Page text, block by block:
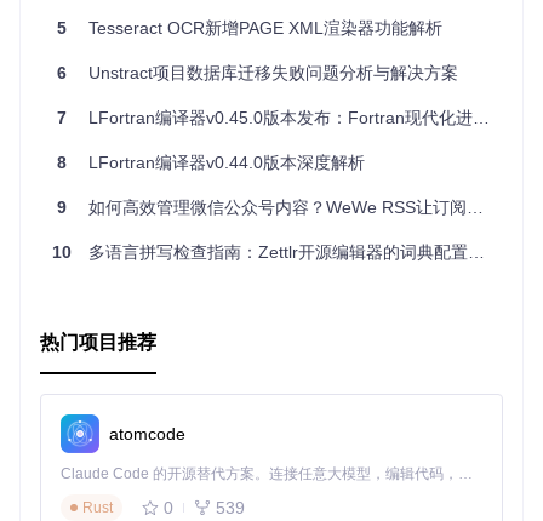
数据分析
最佳实践
为了充分利用 Prima 项目的功能，建议遵循以下最佳实践：
：将功能划分为独立的模块，便于管理和维
护。
代码复用：利用现有的库和工具，避免重复造轮子。
项目。
Prima 项目与多个生态项目紧密集成，提供了更丰富的功能和
更好的开发体验。以下是一些典型的生态项目：
Prima-DB
统。
Prima-ML：一个机器学习库，支持常见的机器学习算法。
5 Tesseract OCR新增PAGE XML渲染器功能解析
6 Unstract项目数据库迁移失败问题分析与解决方案
7 LFortran编译器v0.45.0版本发布：Fortran现代化进程的重要里程碑
8 LFortran编译器v0.44.0版本深度解析
9 如何高效管理微信公众号内容？WeWe RSS让订阅体验升级
10 多语言拼写检查指南：Zettlr开源编辑器的词典配置与跨语言写作优化
热门项目推荐
atomcode
Claude Code 的开源替代方案。连接任意大模型，编辑代码，运行命令，自动验证 — 全自动执行。用 Rust 构建，极致性能。 ｜ An open-source alternative to Claude Code. Connect any LLM, edit code, run commands, and verify changes — autonomously. Built in Rust for speed. Get Started
Rust
0 539